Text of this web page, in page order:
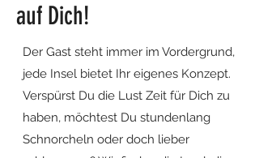
auf Dich!
Der Gast steht immer im Vordergrund,
jede Insel bietet Ihr eigenes Konzept.
Verspürst Du die Lust Zeit für Dich zu
haben, möchtest Du stundenlang
Schnorcheln oder doch lieber